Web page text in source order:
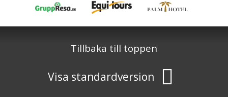
Tillbaka till toppen
Visa standardversion